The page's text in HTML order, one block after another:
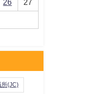
26 27
所(JC)